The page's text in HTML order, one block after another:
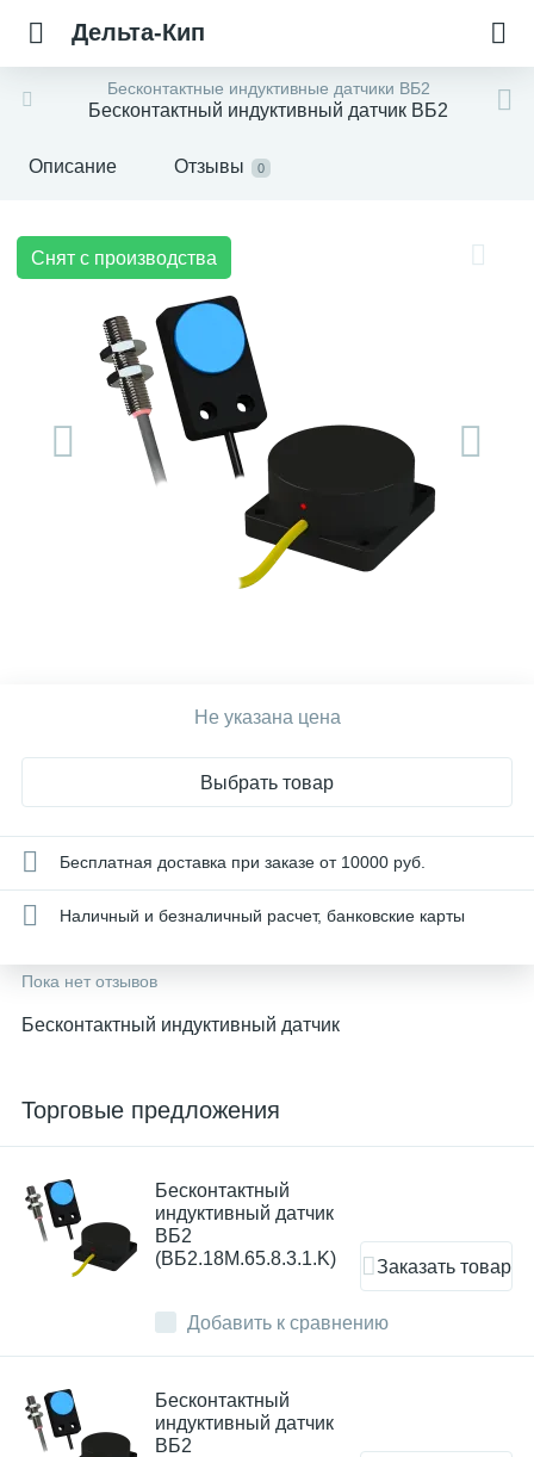
Дельта-Кип
Бесконтактные индуктивные датчики ВБ2
Бесконтактный индуктивный датчик ВБ2
Описание Отзывы 0
Снят с производства
Не указана цена
Выбрать товар
Бесплатная доставка при заказе от 10000 руб.
Наличный и безналичный расчет, банковские карты
Пока нет отзывов
Бесконтактный индуктивный датчик
Торговые предложения
Добавить к сравнению
Бесконтактный
индуктивный датчик
ВБ2
(ВБ2.18М.65.8.3.1.K)
Заказать товар
Бесконтактный
индуктивный датчик
ВБ2